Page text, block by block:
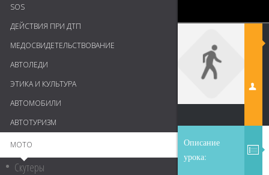
SOS
ДЕЙСТВИЯ ПРИ ДТП
МЕДОСВИДЕТЕЛЬСТВОВАНИЕ
АВТОЛЕДИ
ЭТИКА И КУЛЬТУРА
АВТОМОБИЛИ
АВТОТУРИЗМ
МОТО
Скутеры
Описание
урока: